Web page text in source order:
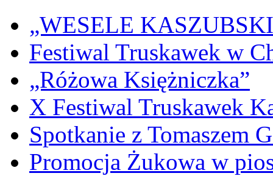
„WESELE
Festiwal Truskawek w
„Różowa Księżniczka”
X Festiwal Truskawek
Spotkanie z Tomaszem
Promocja Żukowa w